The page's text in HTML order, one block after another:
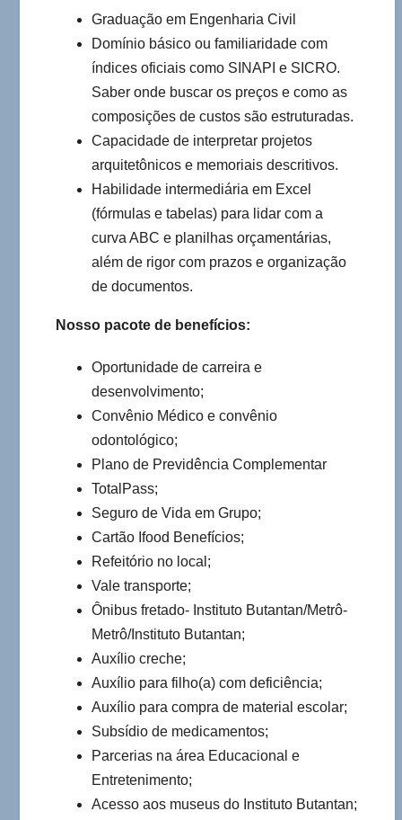
Graduação em Engenharia Civil
Domínio básico ou familiaridade com
índices oficiais como SINAPI e SICRO.
Saber onde buscar os preços e como as
composições de custos são estruturadas.
Capacidade de interpretar projetos
arquitetônicos e memoriais descritivos.
Habilidade intermediária em Excel
(fórmulas e tabelas) para lidar com a
curva ABC e planilhas orçamentárias,
além de rigor com prazos e organização
de documentos.
Nosso pacote de benefícios:
Oportunidade de carreira e
desenvolvimento;
Convênio Médico e convênio
odontológico;
Plano de Previdência Complementar
TotalPass;
Seguro de Vida em Grupo;
Cartão Ifood Benefícios;
Refeitório no local;
Vale transporte;
Ônibus fretado- Instituto Butantan/Metrô-
Metrô/Instituto Butantan;
Auxílio creche;
Auxílio para filho(a) com deficiência;
Auxílio para compra de material escolar;
Subsídio de medicamentos;
Parcerias na área Educacional e
Entretenimento;
Acesso aos museus do Instituto Butantan;